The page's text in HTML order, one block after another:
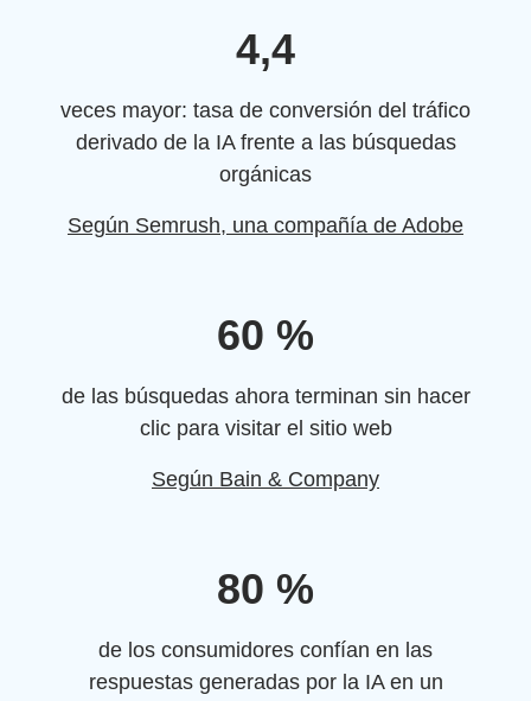
4,4
veces mayor: tasa de conversión del tráfico
derivado de la IA frente a las búsquedas
orgánicas
Según Semrush, una compañía de Adobe
60 %
de las búsquedas ahora terminan sin hacer
clic para visitar el sitio web
Según Bain & Company
80 %
de los consumidores confían en las
respuestas generadas por la IA en un